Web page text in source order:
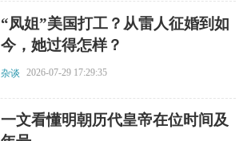
​“凤姐”美国打工？从雷人征婚到如
今，她过得怎样？
杂谈 2026-07-29 17:29:35
​一文看懂明朝历代皇帝在位时间及